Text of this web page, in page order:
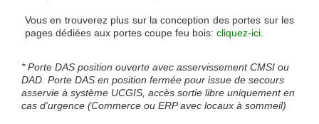
Vous en trouverez plus sur la conception des portes sur les
pages dédiées aux portes coupe feu bois: cliquez-ici.
* Porte DAS position ouverte avec asservissement CMSI ou
DAD. Porte DAS en position fermée pour issue de secours
asservie à système UCGIS, accès sortie libre uniquement en
cas d'urgence (Commerce ou ERP avec locaux à sommeil)